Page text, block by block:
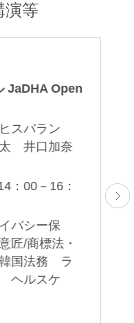
演等
JaDHA Open
スバラン
井口加奈
：00－16：
バシー保
匠/商標法・
国法務 ラ
ヘルスケ
30